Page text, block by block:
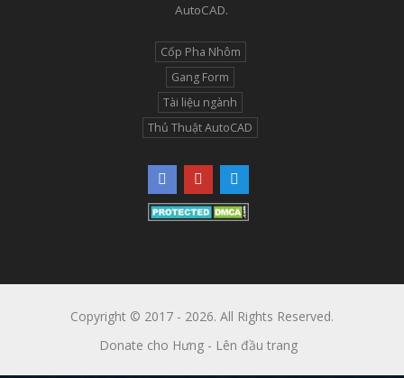
AutoCAD.
Cốp Pha Nhôm
Gang Form
Tài liệu ngành
Thủ Thuật AutoCAD
Copyright © 2017 - 2026. All Rights Reserved.
Donate cho Hưng- Lên đầu trang